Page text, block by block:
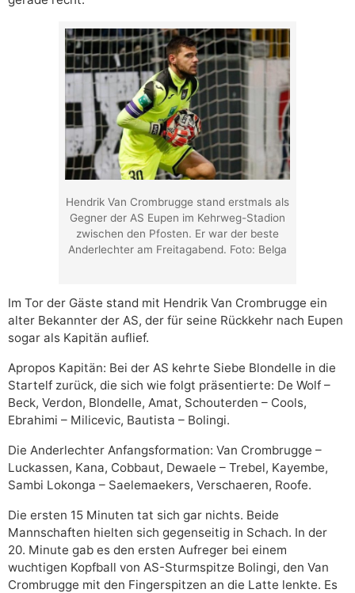
Hendrik Van Crombrugge stand erstmals als
Gegner der AS Eupen im Kehrweg-Stadion
zwischen den Pfosten. Er war der beste
Anderlechter am Freitagabend. Foto: Belga
Im Tor der Gäste stand mit Hendrik Van Crombrugge ein
alter Bekannter der AS, der für seine Rückkehr nach Eupen
sogar als Kapitän auflief.
Apropos Kapitän: Bei der AS kehrte Siebe Blondelle in die
Startelf zurück, die sich wie folgt präsentierte: De Wolf –
Beck, Verdon, Blondelle, Amat, Schouterden – Cools,
Ebrahimi – Milicevic, Bautista – Bolingi.
Die Anderlechter Anfangsformation: Van Crombrugge –
Luckassen, Kana, Cobbaut, Dewaele – Trebel, Kayembe,
Sambi Lokonga – Saelemaekers, Verschaeren, Roofe.
Die ersten 15 Minuten tat sich gar nichts. Beide
Mannschaften hielten sich gegenseitig in Schach. In der
20. Minute gab es den ersten Aufreger bei einem
wuchtigen Kopfball von AS-Sturmspitze Bolingi, den Van
Crombrugge mit den Fingerspitzen an die Latte lenkte. Es